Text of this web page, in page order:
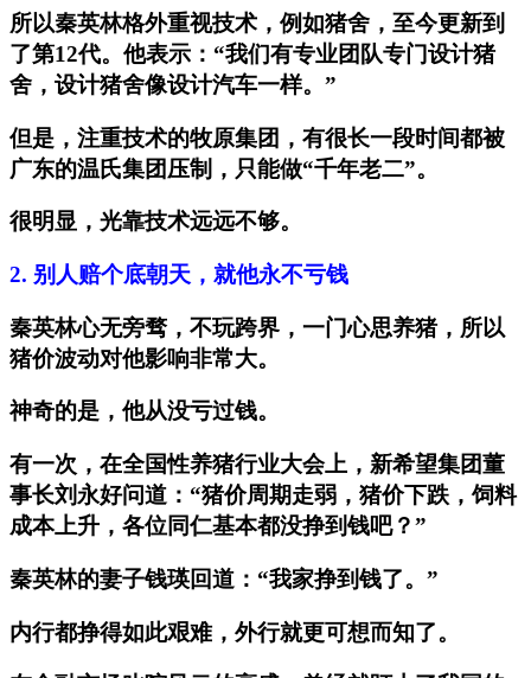
所以秦英林格外重视技术，例如猪舍，至今更新到
了第12代。他表示：“我们有专业团队专门设计猪
舍，设计猪舍像设计汽车一样。”
但是，注重技术的牧原集团，有很长一段时间都被
广东的温氏集团压制，只能做“千年老二”。
很明显，光靠技术远远不够。
2. 别人赔个底朝天，就他永不亏钱
秦英林心无旁骛，不玩跨界，一门心思养猪，所以
猪价波动对他影响非常大。
神奇的是，他从没亏过钱。
有一次，在全国性养猪行业大会上，新希望集团董
事长刘永好问道：“猪价周期走弱，猪价下跌，饲料
成本上升，各位同仁基本都没挣到钱吧？”
秦英林的妻子钱瑛回道：“我家挣到钱了。”
内行都挣得如此艰难，外行就更可想而知了。